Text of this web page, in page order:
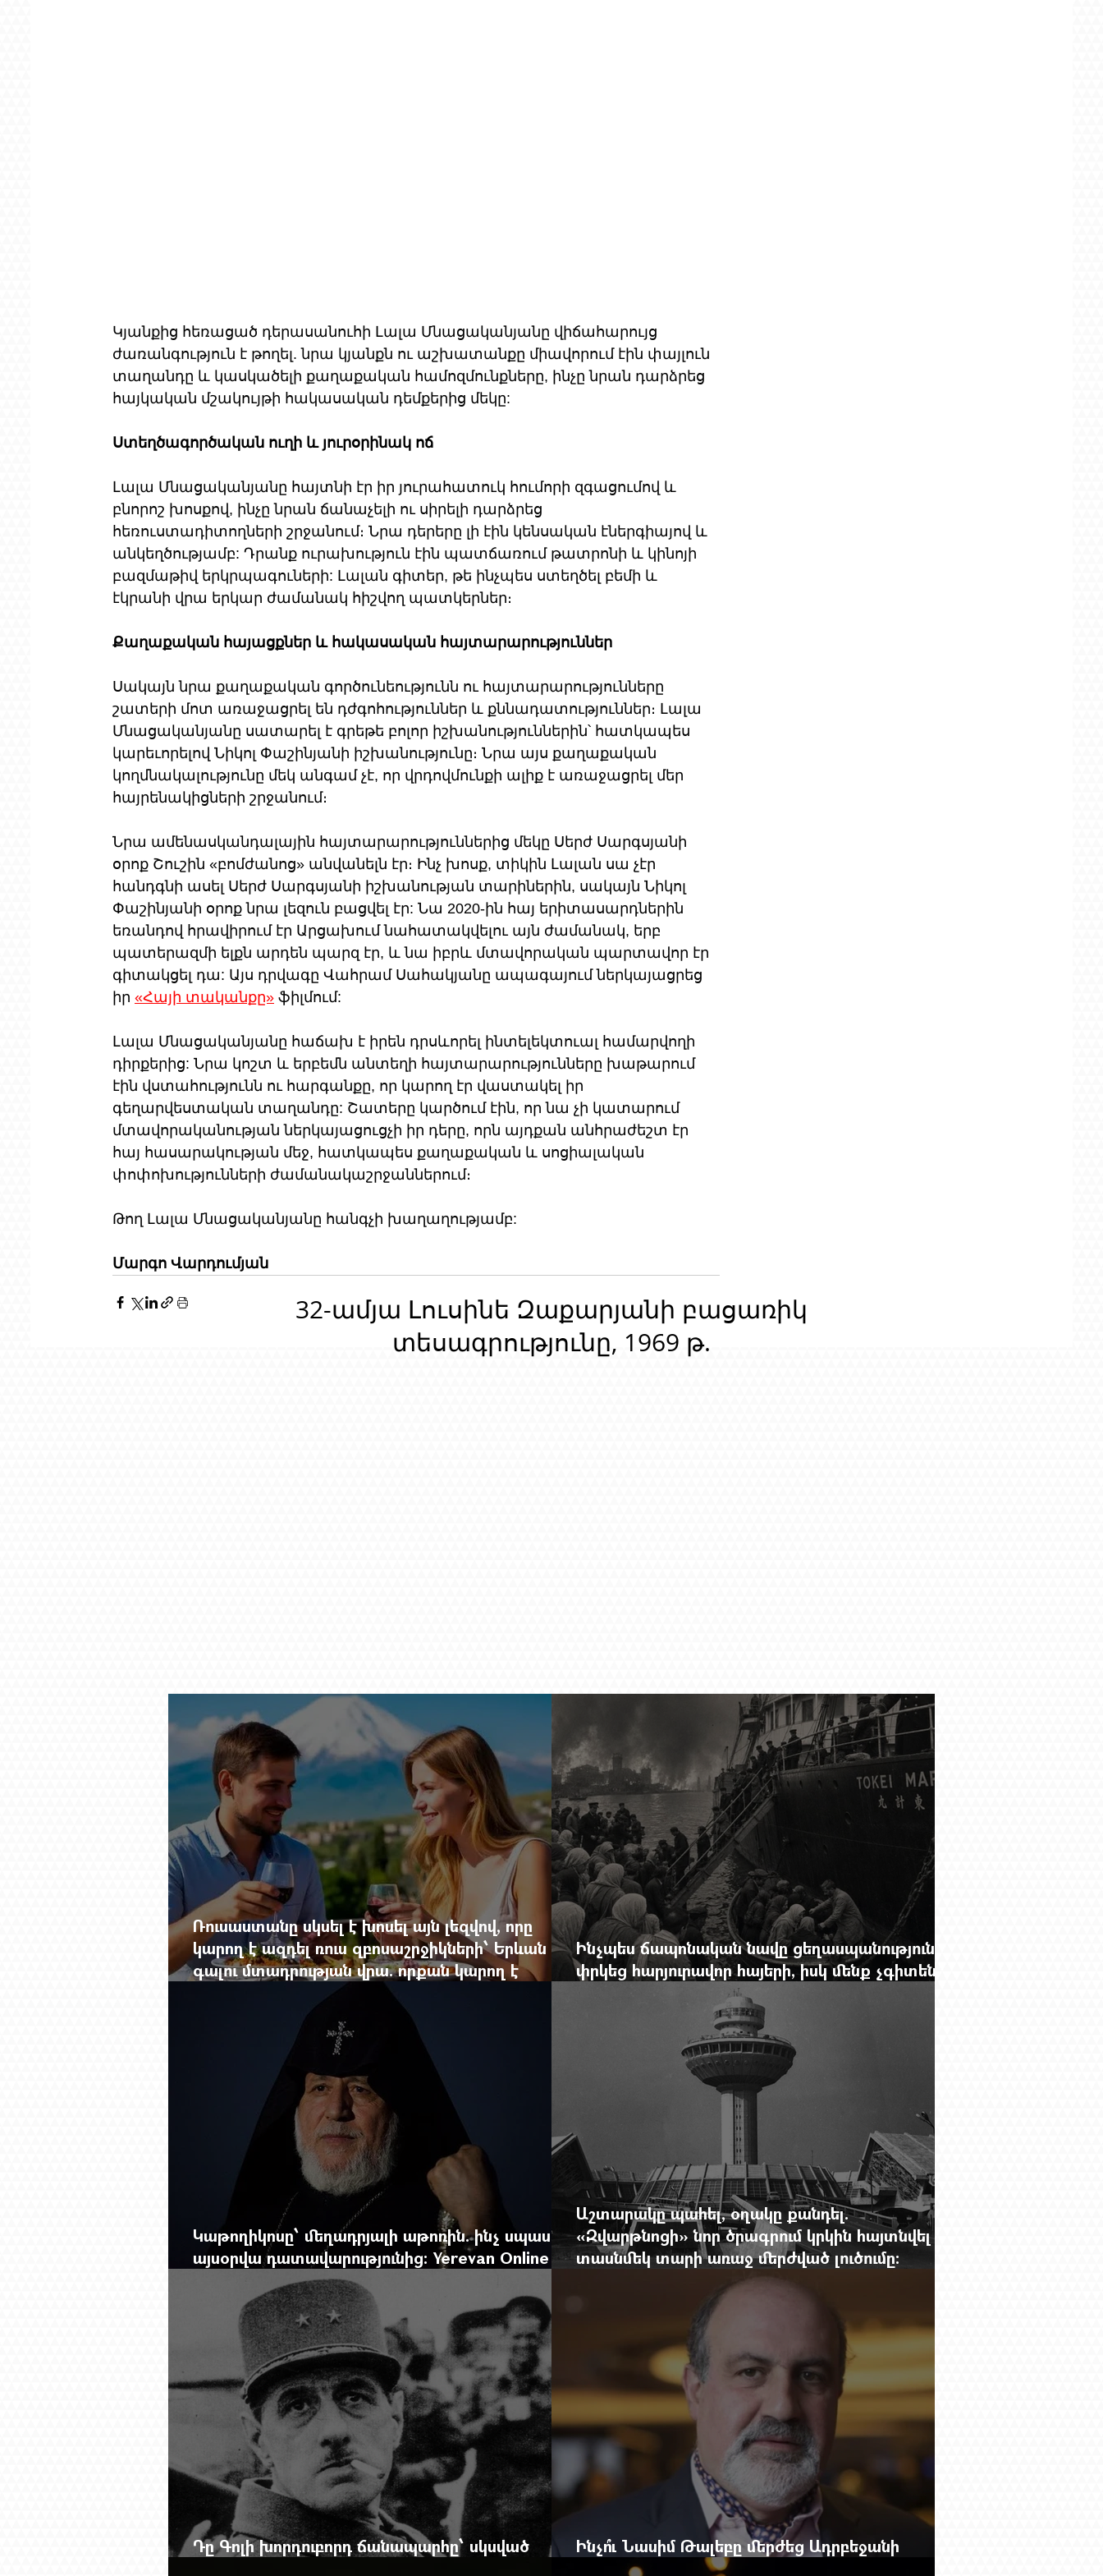
Կյանքից հեռացած դերասանուհի Լալա Մնացականյանը վիճահարույց
ժառանգություն է թողել. նրա կյանքն ու աշխատանքը միավորում էին փայլուն
տաղանդը և կասկածելի քաղաքական համոզմունքները, ինչը նրան դարձրեց
հայկական մշակույթի հակասական դեմքերից մեկը:
Ստեղծագործական ուղի և յուրօրինակ ոճ
Լալա Մնացականյանը հայտնի էր իր յուրահատուկ հումորի զգացումով և
բնորոշ խոսքով, ինչը նրան ճանաչելի ու սիրելի դարձրեց
հեռուստադիտողների շրջանում։ Նրա դերերը լի էին կենսական էներգիայով և
անկեղծությամբ: Դրանք ուրախություն էին պատճառում թատրոնի և կինոյի
բազմաթիվ երկրպագուների: Լալան գիտեր, թե ինչպես ստեղծել բեմի և
էկրանի վրա երկար ժամանակ հիշվող պատկերներ։
Քաղաքական հայացքներ և հակասական հայտարարություններ
Սակայն նրա քաղաքական գործունեությունն ու հայտարարությունները
շատերի մոտ առաջացրել են դժգոհություններ և քննադատություններ։ Լալա
Մնացականյանը սատարել է գրեթե բոլոր իշխանություններին՝ հատկապես
կարեւորելով Նիկոլ Փաշինյանի իշխանությունը։ Նրա այս քաղաքական
կողմնակալությունը մեկ անգամ չէ, որ վրդովմունքի ալիք է առաջացրել մեր
հայրենակիցների շրջանում։
Նրա ամենասկանդալային հայտարարություններից մեկը Սերժ Սարգսյանի
օրոք Շուշին «բոմժանոց» անվանելն էր։ Ինչ խոսք, տիկին Լալան սա չէր
հանդգնի ասել Սերժ Սարգսյանի իշխանության տարիներին, սակայն Նիկոլ
Փաշինյանի օրոք նրա լեզուն բացվել էր: Նա 2020-ին հայ երիտասարդներին
եռանդով հրավիրում էր Արցախում նահատակվելու այն ժամանակ, երբ
պատերազմի ելքն արդեն պարզ էր, և նա իբրև մտավորական պարտավոր էր
գիտակցել դա: Այս դրվագը Վահրամ Սահակյանը ապագայում ներկայացրեց
իր «Հայի տականքը» ֆիլմում:
Լալա Մնացականյանը հաճախ է իրեն դրսևորել ինտելեկտուալ համարվողի
դիրքերից: Նրա կոշտ և երբեմն անտեղի հայտարարությունները խաթարում
էին վստահությունն ու հարգանքը, որ կարող էր վաստակել իր
գեղարվեստական ​​տաղանդը: Շատերը կարծում էին, որ նա չի կատարում
մտավորականության ներկայացուցչի իր դերը, որն այդքան անհրաժեշտ էր
հայ հասարակության մեջ, հատկապես քաղաքական և սոցիալական
փոփոխությունների ժամանակաշրջաններում։
Թող Լալա Մնացականյանը հանգչի խաղաղությամբ:
Մարգո Վարդումյան
32-ամյա Լուսինե Զաքարյանի բացառիկ
տեսագրությունը, 1969 թ.
Ռուսաստանը սկսել է խոսել այն լեզվով, որը
կարող է ազդել ռուս զբոսաշրջիկների՝ Երևան
գալու մտադրության վրա. որքան կարող է
խորանալ հայ-ռուսական ճգնաժամը
Ինչպես ճապոնական նավը ցեղասպանությունից
փրկեց հարյուրավոր հայերի, իսկ մենք չգիտենք
հերոս նավապետի անունը՝ Սաձո Հիբիի
Կաթողիկոսը՝ մեղադրյալի աթոռին. ինչ սպասել
այսօրվա դատավարությունից: Yerevan Online
Mag.-ի մեծ ռեպորտաժը
Աշտարակը պահել, օղակը քանդել.
«Զվարթնոցի» նոր ծրագրում կրկին հայտնվել է
տասնմեկ տարի առաջ մերժված լուծումը:
Yerevan Online Mag.-ի մեծ ռեպորտաժը
Դը Գոլի խորդուբորդ ճանապարհը՝ սկսված
Ինչո՞ւ Նասիմ Թալեբը մերժեց Ադրբեջանի
հրավերքը և պաշտպանեց Ռուբեն Վարդանյանին